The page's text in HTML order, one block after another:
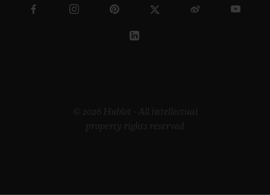
© 2026 Hublot - All intellectual
property rights reserved